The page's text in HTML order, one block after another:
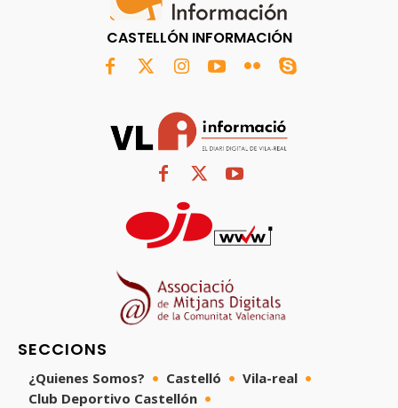
CASTELLÓN INFORMACIÓN
SECCIONS
¿Quienes Somos? Castelló
Vila-real
Club Deportivo Castellón